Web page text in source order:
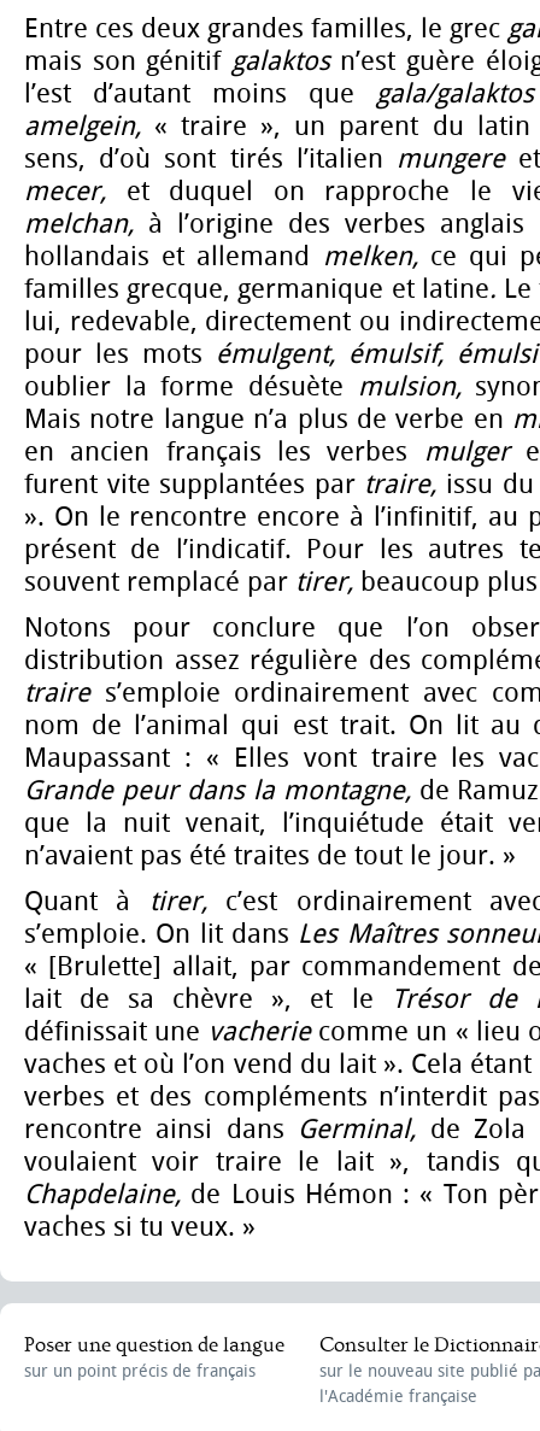
Entre ces deux grandes familles, le grec
mais son génitif galaktosn’est guère
l’est d’autant moins que gala/galaktos
amelgein, « traire », un parent du
sens, d’où sont tirés l’italien mungere
mecer, et duquel on rapproche le
melchan, à l’origine des verbes anglais
hollandais et allemand melken, ce qui
familles grecque, germanique et latine.
lui, redevable, directement ou
pour les mots émulgent, émulsif,
oublier la forme désuète mulsion,
Mais notre langue n’a plus de verbe en
en ancien français les verbes mulger
furent vite supplantées par traire, issu
». On le rencontre encore à l’infinitif, au
présent de l’indicatif. Pour les autres
souvent remplacé par tirer, beaucoup
Notons pour conclure que l’on
distribution assez régulière des
traires’emploie ordinairement avec
nom de l’animal qui est trait. On lit
Maupassant : « Elles vont traire les
Grande peur dans la montagne, de
que la nuit venait, l’inquiétude était
n’avaient pas été traites de tout le jour. »
Quant à tirer, c’est ordinairement
s’emploie. On lit dans Les Maîtres
« [Brulette] allait, par commandement
lait de sa chèvre »,
et le
Trésor de
définissait une vacheriecomme un « lieu
vaches et où l’on vend du lait ». Cela
verbes et des compléments n’interdit
rencontre ainsi dans Germinal, de Zola
voulaient voir traire le lait », tandis
Chapdelaine, de Louis Hémon : « Ton
vaches si tu veux. »
Poser une question de langue
sur un point précis de français
Consulter le
sur le nouveau site publié
l'Académie française